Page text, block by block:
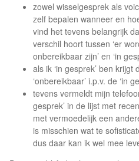
zowel wisselgesprek als
zelf bepalen wanneer en
vind het tevens belangrijk
verschil hoort tussen ‘er
onbereikbaar zijn’ en ‘in
als ik ‘in gesprek’ ben
‘onbereikbaar’ i.p.v. de ‘in
tevens vermeldt mijn
gesprek’ in de lijst met
met vermoedelijk een
is misschien wat te
dus daar kan ik wel mee